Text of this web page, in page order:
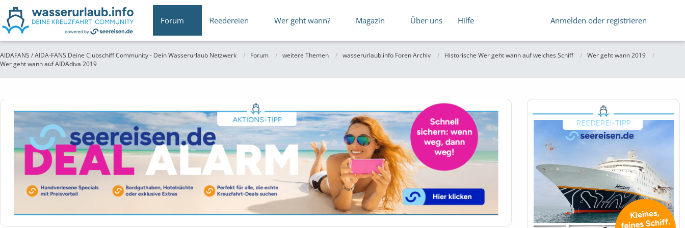
Forum Reedereien Wer geht wann? Magazin Über uns Hilfe Anmelden oder registrieren
AIDAFANS / AIDA-FANS Deine Clubschiff Community - Dein Wasserurlaub Netzwerk Forum weitere Themen wasserurlaub.info Foren Archiv Historische Wer geht wann auf welches Schiff
Wer geht wann 2019
Wer geht wann auf AIDAdiva 2019